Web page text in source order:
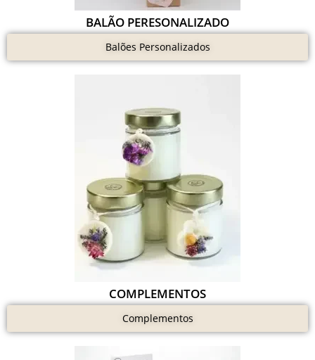
BALÃO PERESONALIZADO
Balões Personalizados
COMPLEMENTOS
Complementos